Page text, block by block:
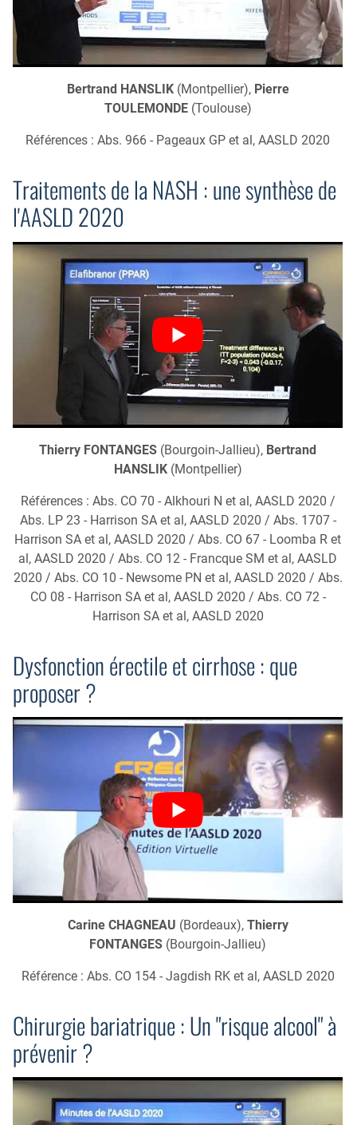
Bertrand HANSLIK(Montpellier), Pierre
TOULEMONDE(Toulouse)
Références : Abs. 966 - Pageaux GP et al, AASLD 2020
Traitements de la NASH : une synthèse de
l'AASLD 2020
Thierry FONTANGES (Bourgoin-Jallieu), Bertrand
HANSLIK(Montpellier)
Références : Abs. CO 70 - Alkhouri N et al, AASLD 2020 /
Abs. LP 23 - Harrison SA et al, AASLD 2020 / Abs. 1707 -
Harrison SA et al, AASLD 2020 / Abs. CO 67 - Loomba R et
al, AASLD 2020 / Abs. CO 12 - Francque SM et al, AASLD
2020 / Abs. CO 10 - Newsome PN et al, AASLD 2020 / Abs.
CO 08 - Harrison SA et al, AASLD 2020 / Abs. CO 72 -
Harrison SA et al, AASLD 2020
Dysfonction érectile et cirrhose : que
proposer ?
Carine CHAGNEAU (Bordeaux), Thierry
FONTANGES (Bourgoin-Jallieu)
Référence : Abs. CO 154 - Jagdish RK et al, AASLD 2020
Chirurgie bariatrique : Un "risque alcool" à
prévenir ?